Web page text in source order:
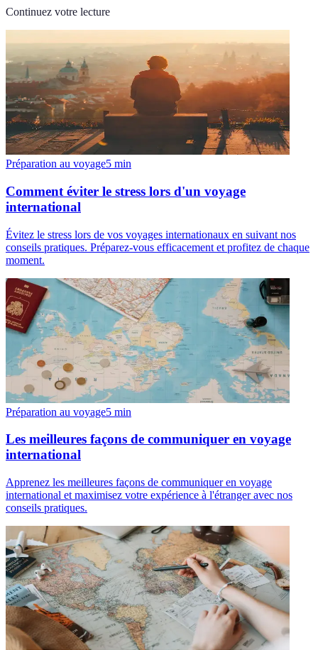
Continuez votre lecture
Préparation au voyage5 min
Comment éviter le stress lors d'un voyage
international
Évitez le stress lors de vos voyages internationaux en suivant nos
conseils pratiques. Préparez-vous efficacement et profitez de chaque
moment.
Préparation au voyage5 min
Les meilleures façons de communiquer en voyage
international
Apprenez les meilleures façons de communiquer en voyage
international et maximisez votre expérience à l'étranger avec nos
conseils pratiques.